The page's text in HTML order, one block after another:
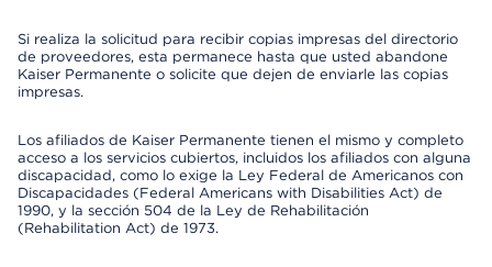
Si realiza la solicitud para recibir copias impresas del directorio
de proveedores, esta permanece hasta que usted abandone
Kaiser Permanente o solicite que dejen de enviarle las copias
impresas.
Los afiliados de Kaiser Permanente tienen el mismo y completo
acceso a los servicios cubiertos, incluidos los afiliados con alguna
discapacidad, como lo exige la Ley Federal de Americanos con
Discapacidades (Federal Americans with Disabilities Act) de
1990, y la sección 504 de la Ley de Rehabilitación
(Rehabilitation Act) de 1973.